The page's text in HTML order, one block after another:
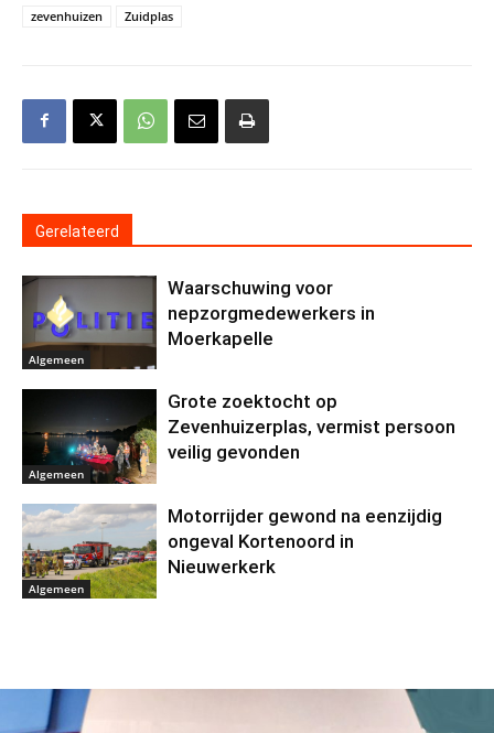
zevenhuizen
Zuidplas
Gerelateerd
Algemeen
Waarschuwing voor
nepzorgmedewerkers in
Moerkapelle
Algemeen
Grote zoektocht op
Zevenhuizerplas, vermist persoon
veilig gevonden
Algemeen
Motorrijder gewond na eenzijdig
ongeval Kortenoord in
Nieuwerkerk